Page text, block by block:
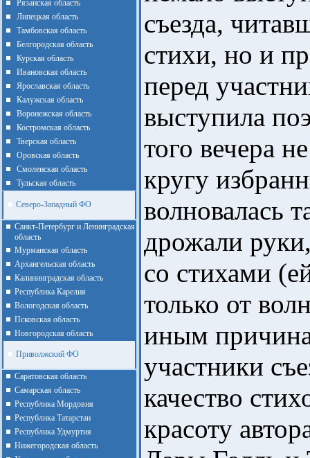
Рязанская область
Липецкая область
Тамбовская область
Белгородская область
Курская область
Ивановская область
Ярославская область
Калужская область
Воронежская область
Костромская область
Тверская область
Оровская область
Смоленская область
Тульская область
Северо-Западный ФО
Санкт-Петербург и Ленинградская
область
Мурманская область
Архангельская область
Калининградская область
Республика Карелия
Вологодская область
Псковская область
Новгородская область
Приволжский ФО
Cаратовская область
Cамарская область
Республика Мордовия
Республика Татарстан
Республика Удмуртия
Нижегородская область
съезда,
стихи, но и
перед
выступила
того вечера
кругу
волновалась
дрожали
со стихами
только от
иным
участники
качество
красоту